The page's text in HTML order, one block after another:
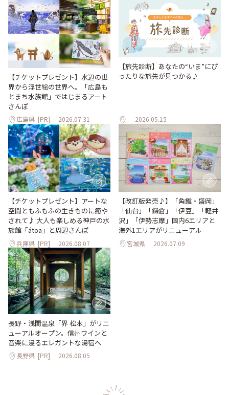
【チケットプレゼント】水辺の世
界から浮世絵の世界へ。「広島も
とまち水族館」ではじまるアート
さんぽ
広島県 [PR] 2026.07.31
【旅先診断】あなたの“いま”にぴ
ったりな旅先が見つかる♪
2026.05.15
【チケットプレゼント】アートな
空間ともふもふの生きものに癒や
されて♪ 大人も楽しめる神戸の水
族館「átoa」と周辺さんぽ
兵庫県 [PR] 2026.08.07
【改訂版発売♪】「角館・盛岡」
「仙台」「鎌倉」「伊豆」「軽井
沢」「伊勢志摩」国内6エリアと
海外1エリアがリニューアル
宮城県 2026.07.09
長野・浅間温泉「界 松本」がリニ
ューアルオープン。信州ワインと
音楽に浸るエレガントな湯宿へ
長野県 [PR] 2026.08.05